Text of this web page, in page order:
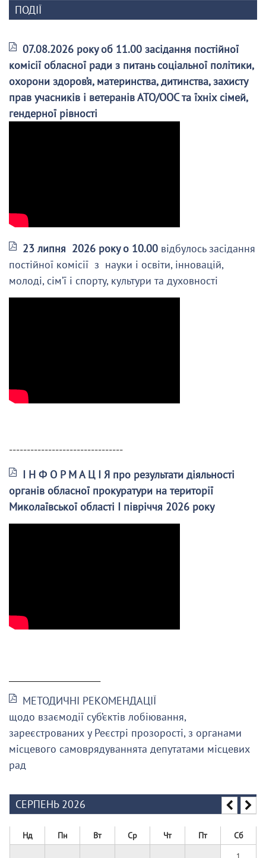
ПОДІЇ
07.08.2026 року об 11.00 засідання постійної
комісії обласної ради з питань соціальної політики,
охорони здоров’я, материнства, дитинства, захисту
прав учасників і ветеранів АТО/ООС та їхніх сімей,
гендерної рівності
23 липня 2026 року о 10.00 відбулось засідання
постійної комісії з науки і освіти, інновацій,
молоді, сім’ї і спорту, культури та духовності
--------------------------------
І Н Ф О Р М А Ц І Я про результати діяльності
органів обласної прокуратури на території
Миколаївської області І півріччя 2026 року
МЕТОДИЧНІ РЕКОМЕНДАЦІЇ
щодо взаємодії суб’єктів лобіювання,
зареєстрованих у Реєстрі прозорості, з органами
місцевого самоврядуваннята депутатами місцевих
рад
СЕРПЕНЬ 2026
Нд Пн Вт Ср Чт Пт Сб
1